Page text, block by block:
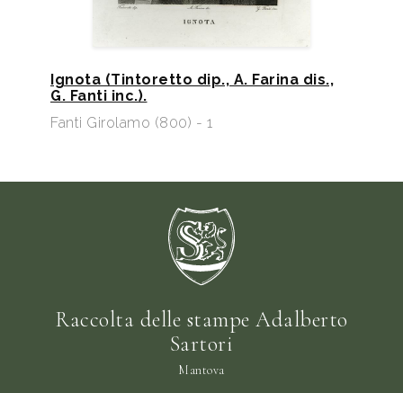
Ignota (Tintoretto dip., A. Farina dis.,
G. Fanti inc.).
Fanti Girolamo (800) - 1
Raccolta delle stampe Adalberto
Sartori
Mantova